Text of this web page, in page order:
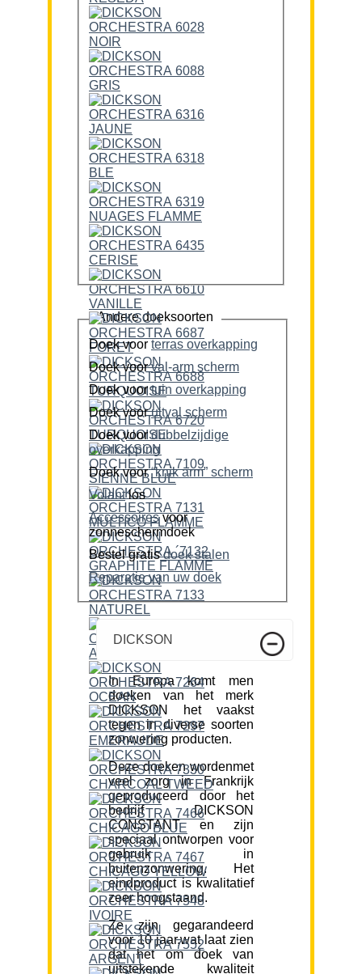
Andere doeksoorten
Doek voor terras overkapping
Doek voor
val-arm scherm
Doek voor
tuin overkapping
Doek voor
uitval scherm
Doek voordubbelzijdige
overkapping
Doek voor
“knik arm” scherm
Volantlos
Accessoiresvoor
zonneschermdoek
Bestel gratis doek stalen
Reparatie van uw doek
DICKSON
In Europa komt men
doeken van het merk
DICKSON het vaakst
tegen in diverse soorten
zonwering producten.
Deze doeken wordenmet
veel zorg in Frankrijk
geproduceerd door het
bedrijf DICKSON
CONSTANT en zijn
speciaal ontworpen voor
gebruik in
buitenzonwering. Het
eindproduct is kwalitatief
zeer hoogstaand.
Ze zijn gegarandeerd
voor 10 jaar,wat laat zien
dat het om doek van
uitstekende kwaliteit